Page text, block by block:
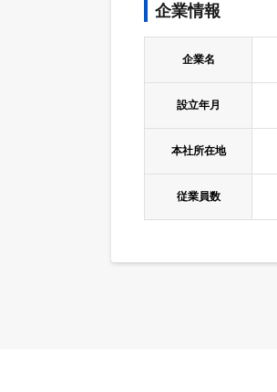
企業情報
企業名
設立年月
本社所在地
従業員数